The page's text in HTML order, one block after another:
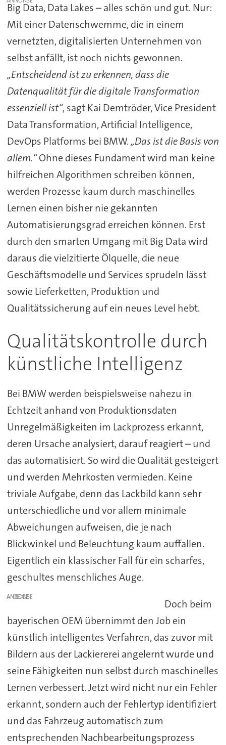
Big Data, Data Lakes – alles schön und gut. Nur:
Mit einer Datenschwemme, die in einem
vernetzten, digitalisierten Unternehmen von
selbst anfällt, ist noch nichts gewonnen.
„Entscheidend ist zu erkennen, dass die
Datenqualität für die digitale Transformation
essenziell ist“, sagt Kai Demtröder, Vice President
Data Transformation, Artificial Intelligence,
DevOps Platforms bei BMW.„Das ist die Basis von
allem.“Ohne dieses Fundament wird man keine
hilfreichen Algorithmen schreiben können,
werden Prozesse kaum durch maschinelles
Lernen einen bisher nie gekannten
Automatisierungsgrad erreichen können. Erst
durch den smarten Umgang mit Big Data wird
daraus die vielzitierte Ölquelle, die neue
Geschäftsmodelle und Services sprudeln lässt
sowie Lieferketten, Produktion und
Qualitätssicherung auf ein neues Level hebt.
Qualitätskontrolle durch
künstliche Intelligenz
Bei BMW werden beispielsweise nahezu in
Echtzeit anhand von Produktionsdaten
Unregelmäßigkeiten im Lackprozess erkannt,
deren Ursache analysiert, darauf reagiert – und
das automatisiert. So wird die Qualität gesteigert
und werden Mehrkosten vermieden. Keine
triviale Aufgabe, denn das Lackbild kann sehr
unterschiedliche und vor allem minimale
Abweichungen aufweisen, die je nach
Blickwinkel und Beleuchtung kaum auffallen.
Eigentlich ein klassischer Fall für ein scharfes,
geschultes menschliches Auge.
ANZEIGE
Doch beim
bayerischen OEM übernimmt den Job ein
künstlich intelligentes Verfahren, das zuvor mit
Bildern aus der Lackiererei angelernt wurde und
seine Fähigkeiten nun selbst durch maschinelles
Lernen verbessert. Jetzt wird nicht nur ein Fehler
erkannt, sondern auch der Fehlertyp identifiziert
und das Fahrzeug automatisch zum
entsprechenden Nachbearbeitungsprozess